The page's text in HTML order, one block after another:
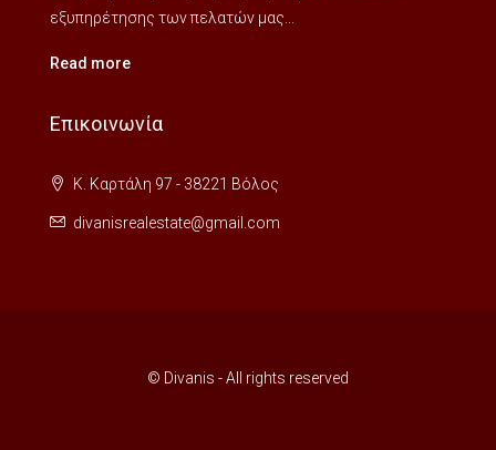
εξυπηρέτησης των πελατών μας...
Read more
Επικοινωνία
Κ. Καρτάλη 97 - 38221 Βόλος
divanisrealestate@gmail.com
© Divanis - All rights reserved